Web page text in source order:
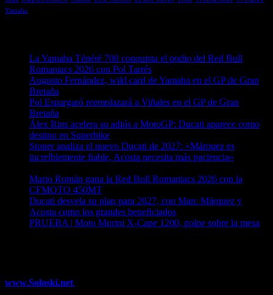
Yamaha
La Yamaha Ténéré 700 conquista el podio del Red Bull
Romaniacs 2026 con Pol Tarrés
Augusto Fernández, wild card de Yamaha en el GP de Gran
Bretaña
Pol Espargaró reemplazará a Viñales en el GP de Gran
Bretaña
Álex Rins acelera su adiós a MotoGP: Ducati aparece como
destino en Superbike
Stoner analiza el nuevo Ducati de 2027: «Márquez es
increíblemente fiable, Acosta necesita más paciencia»
Mario Román gana la Red Bull Romaniacs 2026 con la
CFMOTO 450MT
Ducati desvela su plan para 2027, con Marc Márquez y
Acosta como los grandes beneficiados
PRUEBA | Moto Morini X-Cape 1200, golpe sobre la mesa
www.Soloski.net